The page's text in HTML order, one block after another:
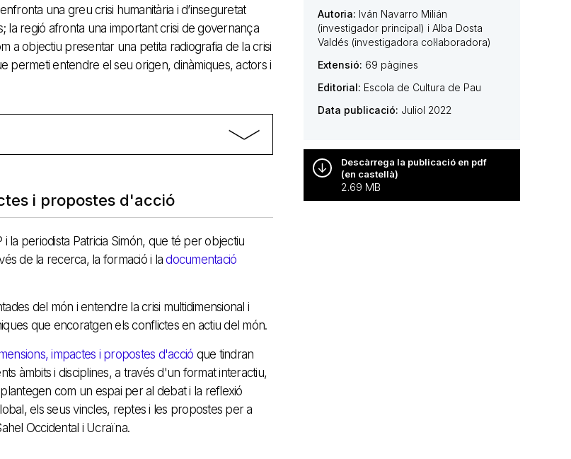
una greu crisi humanitària i d’inseguretat
la regió afronta una important crisi de governança
a objectiu presentar una petita radiografia de la crisi
permeti entendre el seu origen, dinàmiques, actors i
i propostes d'acció
periodista Patricia Simón, que té per objectiu
de la recerca, la formació i ladocumentació
del món i entendre la crisi multidimensional i
que encoratgen els conflictes en actiu del món.
impactes i propostes d'acció que tindran
àmbits i disciplines, a través d'un format interactiu,
com un espai per al debat i la reflexió
els seus vincles, reptes i les propostes per a
Occidental i Ucraïna.
Autoria: Iván Navarro Milián
(investigador principal) i Alba Dosta
Valdés (investigadora col·laboradora)
Extensió: 69 pàgines
Editorial: Escola de Cultura de Pau
Data publicació: Juliol 2022
Descàrrega la publicació en pdf
(en castellà)
2.69 MB